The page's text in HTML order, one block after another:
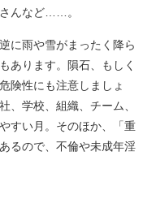
んなど……。
に雨や雪がまったく降ら
あります。隕石、もしく
険性にも注意しましょ
、学校、組織、チーム、
すい月。そのほか、「重
るので、不倫や未成年淫